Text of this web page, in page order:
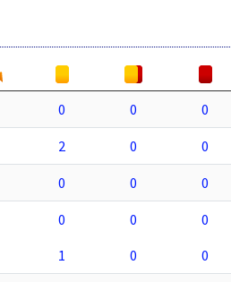
0 0 0
2 0 0
0 0 0
0 0 0
1 0 0